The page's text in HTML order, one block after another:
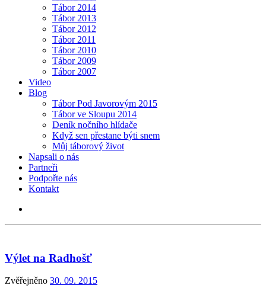
Tábor 2014
Tábor 2013
Tábor 2012
Tábor 2011
Tábor 2010
Tábor 2009
Tábor 2007
Video
Blog
Tábor Pod Javorovým 2015
Tábor ve Sloupu 2014
Deník nočního hlídače
Když sen přestane býti snem
Můj táborový život
Napsali o nás
Partneři
Podpořte nás
Kontakt
Výlet na Radhošť
Zvěřejněno 30. 09. 2015